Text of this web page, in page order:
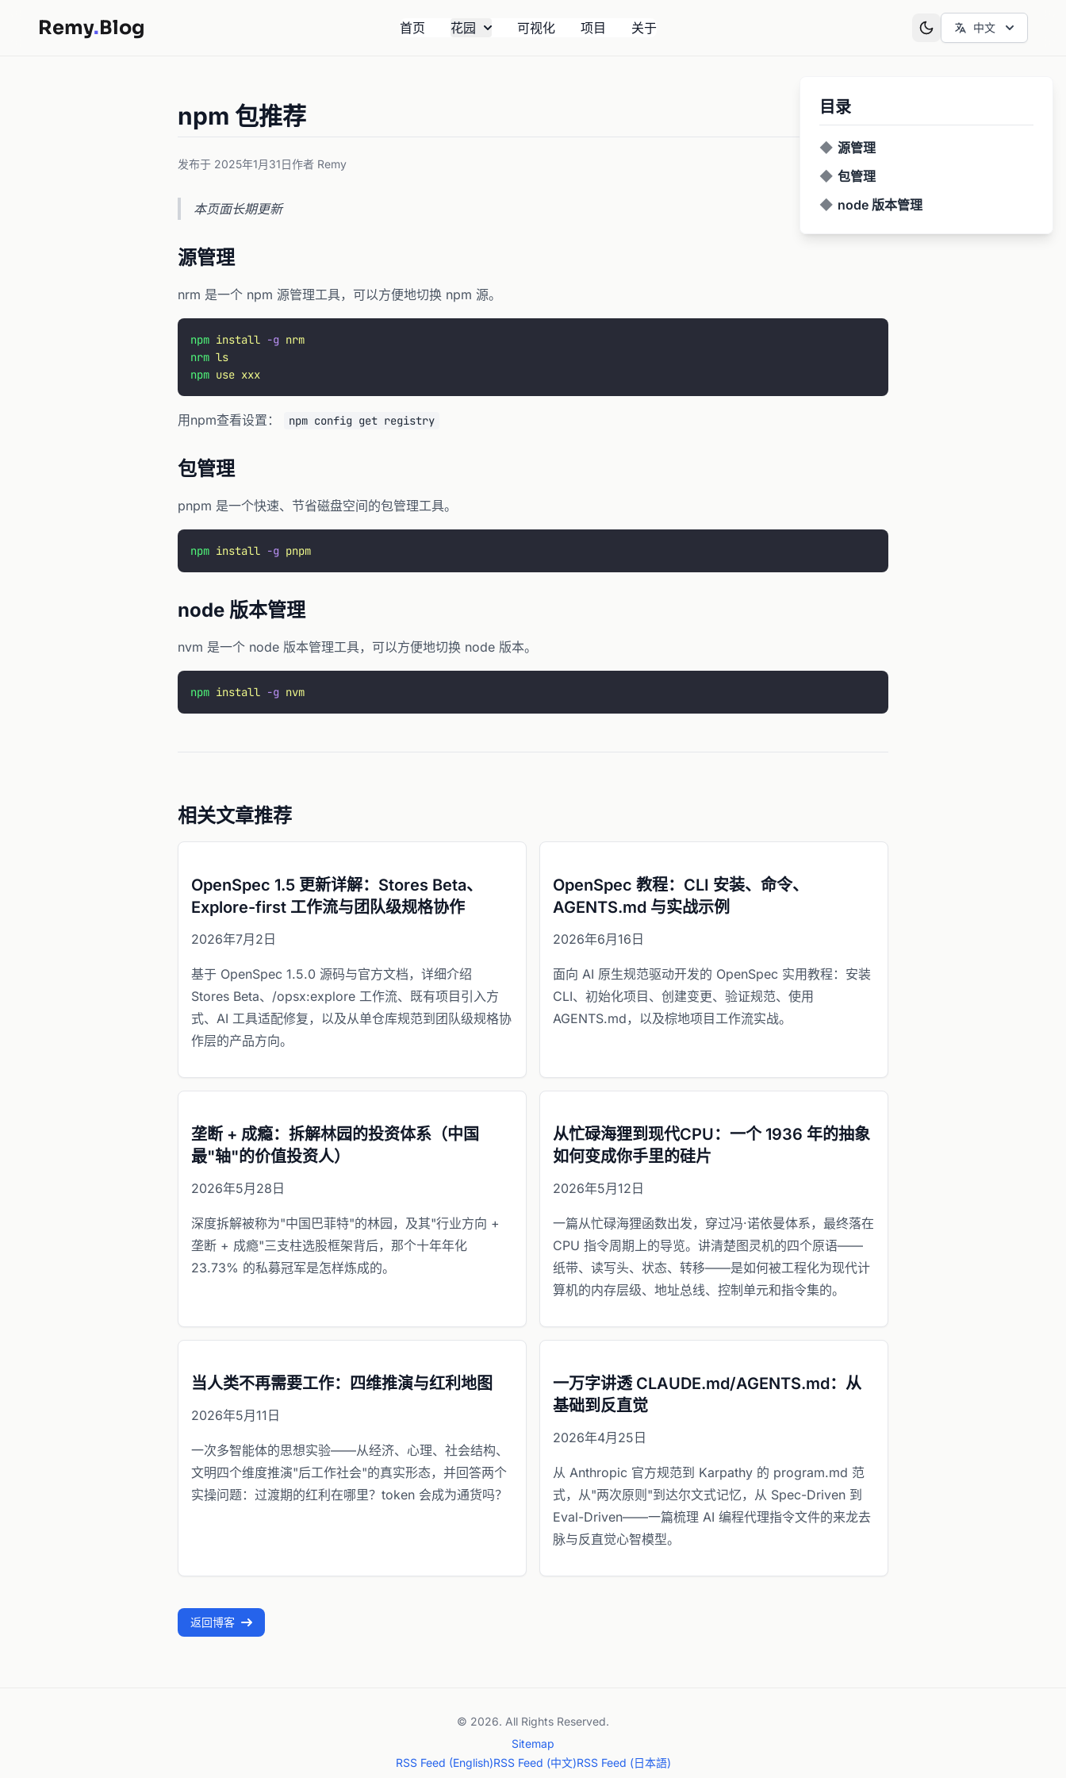
Remy.Blog 首页 花园 可视化 项目 关于 中文
目录
◆ 源管理
◆ 包管理
◆ node 版本管理
npm 包推荐
发布于 2025年1月31日作者 Remy
本页面长期更新
源管理
nrm 是一个 npm 源管理工具，可以方便地切换 npm 源。
npm install -g nrm
nrm ls
npm use xxx
用npm查看设置： npm config get registry
包管理
pnpm 是一个快速、节省磁盘空间的包管理工具。
npm install -g pnpm
node 版本管理
nvm 是一个 node 版本管理工具，可以方便地切换 node 版本。
npm install -g nvm
相关文章推荐
OpenSpec 1.5 更新详解：Stores Beta、
Explore-first 工作流与团队级规格协作
2026年7月2日
基于 OpenSpec 1.5.0 源码与官方文档，详细介绍
Stores Beta、/opsx:explore 工作流、既有项目引入方
式、AI 工具适配修复，以及从单仓库规范到团队级规格协
作层的产品方向。
OpenSpec 教程：CLI 安装、命令、
AGENTS.md 与实战示例
2026年6月16日
面向 AI 原生规范驱动开发的 OpenSpec 实用教程：安装
CLI、初始化项目、创建变更、验证规范、使用
AGENTS.md，以及棕地项目工作流实战。
垄断 + 成瘾：拆解林园的投资体系（中国
最"轴"的价值投资人）
2026年5月28日
深度拆解被称为"中国巴菲特"的林园，及其"行业方向 +
垄断 + 成瘾"三支柱选股框架背后，那个十年年化
23.73% 的私募冠军是怎样炼成的。
从忙碌海狸到现代CPU：一个 1936 年的抽象
如何变成你手里的硅片
2026年5月12日
一篇从忙碌海狸函数出发，穿过冯·诺依曼体系，最终落在
CPU 指令周期上的导览。讲清楚图灵机的四个原语——
纸带、读写头、状态、转移——是如何被工程化为现代计
算机的内存层级、地址总线、控制单元和指令集的。
当人类不再需要工作：四维推演与红利地图
2026年5月11日
一次多智能体的思想实验——从经济、心理、社会结构、
文明四个维度推演"后工作社会"的真实形态，并回答两个
实操问题：过渡期的红利在哪里？token 会成为通货吗？
一万字讲透 CLAUDE.md/AGENTS.md：从
基础到反直觉
2026年4月25日
从 Anthropic 官方规范到 Karpathy 的 program.md 范
式，从"两次原则"到达尔文式记忆，从 Spec-Driven 到
Eval-Driven——一篇梳理 AI 编程代理指令文件的来龙去
脉与反直觉心智模型。
返回博客
© 2026. All Rights Reserved.
Sitemap
RSS Feed (English)RSS Feed (中文)RSS Feed (日本語)